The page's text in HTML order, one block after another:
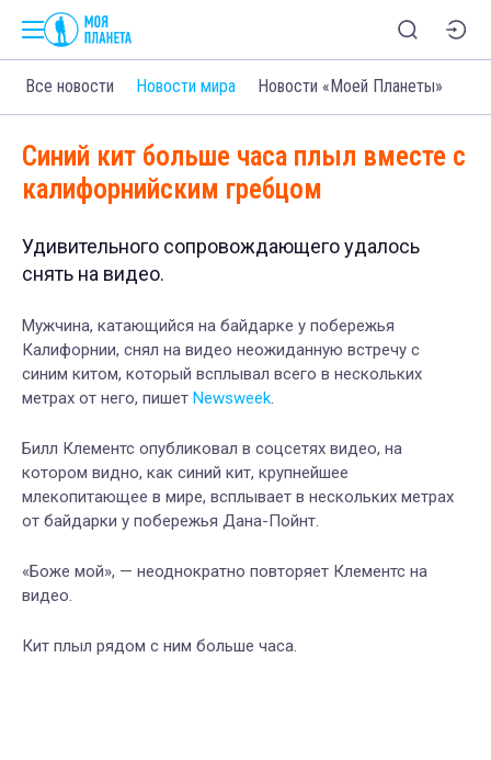
Все новости Новости мира Новости «Моей Планеты»
Синий кит больше часа плыл вместе с
калифорнийским гребцом
Удивительного сопровождающего удалось
снять на видео.
Мужчина, катающийся на байдарке у побережья
Калифорнии, снял на видео неожиданную встречу с
синим китом, который всплывал всего в нескольких
метрах от него, пишет Newsweek.
Билл Клементс опубликовал в соцсетях видео, на
котором видно, как синий кит, крупнейшее
млекопитающее в мире, всплывает в нескольких метрах
от байдарки у побережья Дана-Пойнт.
«Боже мой», — неоднократно повторяет Клементс на
видео.
Кит плыл рядом с ним больше часа.